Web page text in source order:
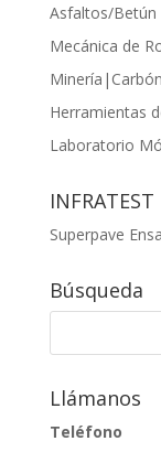
Asfaltos/Betún
Mecánica de
Herramientas
Laboratorio
INFRATEST
Superpave
Búsqueda
Llámanos
Teléfono